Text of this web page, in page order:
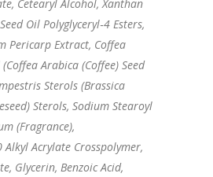
Cetearyl Alcohol, Xanthan
Oil Polyglyceryl‑4 Esters,
Pericarp Extract, Coffea
Arabica (Coffee) Seed
Sterols (Brassica
Sterols, Sodium Stearoyl
(Fragrance),
Alkyl Acrylate Crosspolymer,
Glycerin, Benzoic Acid,